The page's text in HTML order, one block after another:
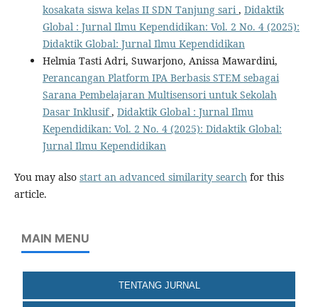
kosakata siswa kelas II SDN Tanjung sari , Didaktik
Global : Jurnal Ilmu Kependidikan: Vol. 2 No. 4 (2025):
Didaktik Global: Jurnal Ilmu Kependidikan
Helmia Tasti Adri, Suwarjono, Anissa Mawardini,
Perancangan Platform IPA Berbasis STEM sebagai
Sarana Pembelajaran Multisensori untuk Sekolah
Dasar Inklusif, Didaktik Global : Jurnal Ilmu
Kependidikan: Vol. 2 No. 4 (2025): Didaktik Global:
Jurnal Ilmu Kependidikan
You may also start an advanced similarity searchfor this
article.
MAIN MENU
TENTANG JURNAL